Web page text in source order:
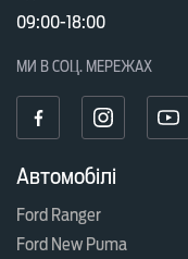
09:00-18:00
МИ В СОЦ. МЕРЕЖАХ
Автомобілі
Ford Ranger
Ford New Puma